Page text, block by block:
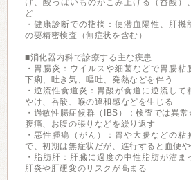
け、酸っぱいものがこみ上げる（呑酸）
ど
・健康診断での指摘：便潜血陽性、肝機
の要精密検査（無症状を含む）
■消化器内科で診療する主な疾患
・胃腸炎：ウイルスや細菌などで胃腸粘
下痢、吐き気、嘔吐、発熱などを伴う
・逆流性食道炎：胃酸が食道に逆流して
やけ、呑酸、喉の違和感などを生じる
・過敏性腸症候群（IBS）：検査では異常
腹痛、お腹の張りなどを繰り返す
・悪性腫瘍（がん）：胃や大腸などの粘
で、初期は無症状だが、進行すると血便
・脂肪肝：肝臓に過度の中性脂肪が溜ま
肝炎や肝硬変のリスクが高まる